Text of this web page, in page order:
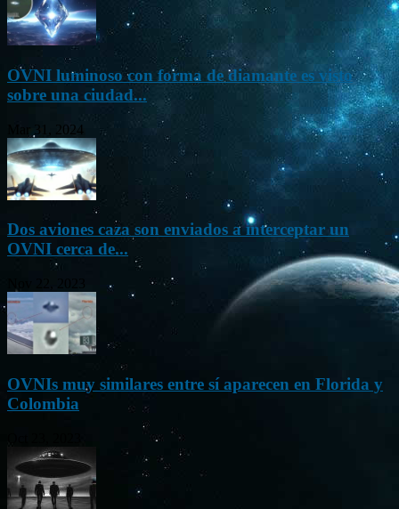
OVNI luminoso con forma de diamante es visto
sobre una ciudad...
Mar 31, 2024
Dos aviones caza son enviados a interceptar un
OVNI cerca de...
OVNIs muy similares entre sí aparecen en Florida y
Colombia